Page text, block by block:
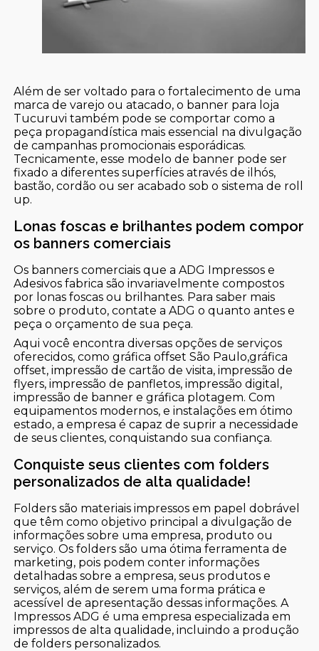
Além de ser voltado para o fortalecimento de uma
marca de varejo ou atacado, o banner para loja
Tucuruvi também pode se comportar como a
peça propagandística mais essencial na divulgação
de campanhas promocionais esporádicas.
Tecnicamente, esse modelo de banner pode ser
fixado a diferentes superfícies através de ilhós,
bastão, cordão ou ser acabado sob o sistema de roll
up.
Lonas foscas e brilhantes podem compor
os banners comerciais
Os banners comerciais que a ADG Impressos e
Adesivos fabrica são invariavelmente compostos
por lonas foscas ou brilhantes. Para saber mais
sobre o produto, contate a ADG o quanto antes e
peça o orçamento de sua peça.
Aqui você encontra diversas opções de serviços
oferecidos, como gráfica offset São Paulo,gráfica
offset, impressão de cartão de visita, impressão de
flyers, impressão de panfletos, impressão digital,
impressão de banner e gráfica plotagem. Com
equipamentos modernos, e instalações em ótimo
estado, a empresa é capaz de suprir a necessidade
de seus clientes, conquistando sua confiança.
Conquiste seus clientes com folders
personalizados de alta qualidade!
Folders são materiais impressos em papel dobrável
que têm como objetivo principal a divulgação de
informações sobre uma empresa, produto ou
serviço. Os folders são uma ótima ferramenta de
marketing, pois podem conter informações
detalhadas sobre a empresa, seus produtos e
serviços, além de serem uma forma prática e
acessível de apresentação dessas informações. A
Impressos ADG é uma empresa especializada em
impressos de alta qualidade, incluindo a produção
de folders personalizados.